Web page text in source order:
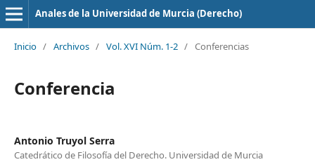
Anales de la Universidad de Murcia (Derecho)
Inicio / Archivos / Vol. XVI Núm. 1-2 / Conferencias
Conferencia
Antonio Truyol Serra
Catedrático de Filosofía del Derecho. Universidad de Murcia